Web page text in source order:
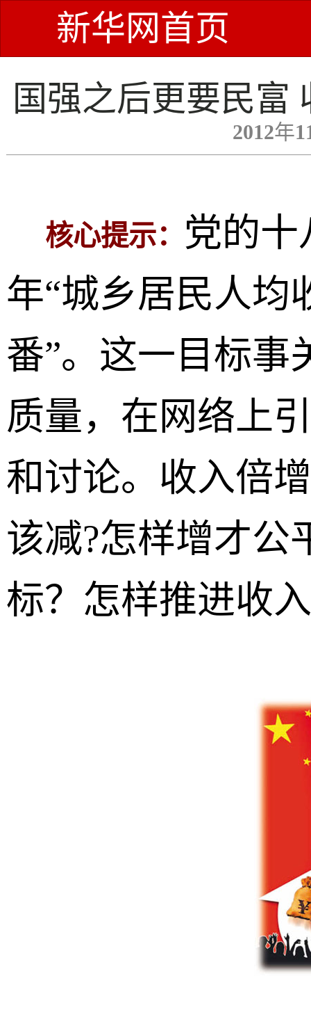
新华网首页
国强之后更要民富
2012年
核心提示： 党的十
年“城乡居民人均
番”。这一目标事
质量，在网络上
和讨论。收入倍
该减?怎样增才公
标？怎样推进收